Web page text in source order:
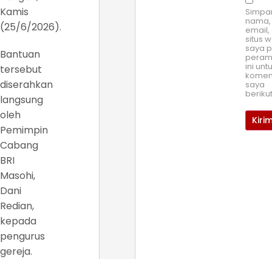
Kamis
(25/6/2026).
Bantuan
tersebut
diserahkan
langsung
oleh
Pemimpin
Cabang
BRI
Masohi,
Dani
Redian,
kepada
pengurus
gereja.
nama,
email,
situs
saya
ini
saya